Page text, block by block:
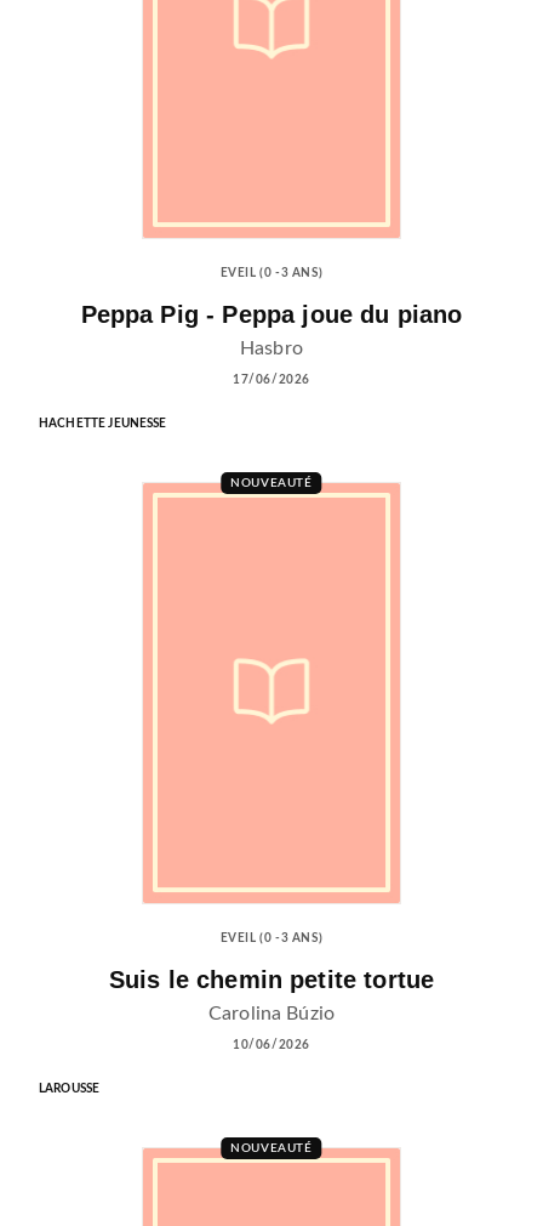
EVEIL (0 -3 ANS)
Peppa Pig - Peppa joue du piano
Hasbro
17/06/2026
HACHETTE JEUNESSE
NOUVEAUTÉ
EVEIL (0 -3 ANS)
Suis le chemin petite tortue
Carolina Búzio
10/06/2026
LAROUSSE
NOUVEAUTÉ